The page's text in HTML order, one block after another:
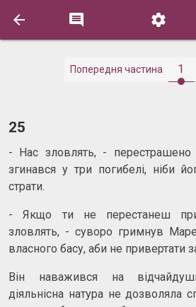
  
Попередня частина 1
25
- Нас зловлять, - перестрашено
згинався у три погибелі, ніби
страти.
- Якщо ти не перестанеш
зловлять, - суворо гримнув
власного басу, аби не привертати
Він наважився на
діяльнісна натура не дозволяла